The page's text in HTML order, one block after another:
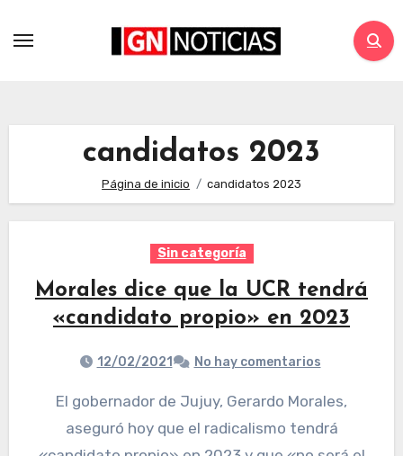
candidatos 2023
Página de inicio candidatos 2023
Sin categoría
Morales dice que la UCR tendrá
«candidato propio» en 2023
12/02/2021 No hay comentarios
El gobernador de Jujuy, Gerardo Morales,
aseguró hoy que el radicalismo tendrá